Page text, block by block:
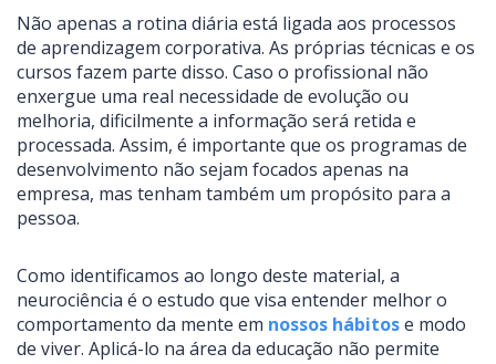
Não apenas a rotina diária está ligada aos processos
de aprendizagem corporativa. As próprias técnicas e os
cursos fazem parte disso. Caso o profissional não
enxergue uma real necessidade de evolução ou
melhoria, dificilmente a informação será retida e
processada. Assim, é importante que os programas de
desenvolvimento não sejam focados apenas na
empresa, mas tenham também um propósito para a
pessoa.
Como identificamos ao longo deste material, a
neurociência é o estudo que visa entender melhor o
comportamento da mente em nossos hábitose modo
de viver. Aplicá-lo na área da educação não permite